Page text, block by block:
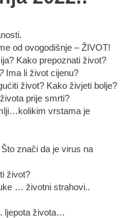
od ovogodišnje – ŽIVOT!
Kako prepoznati život?
Ima li život cijenu?
život? Kako živjeti bolje?
prije smrti?
vrstama je
znači da je virus na
život?
… životni strahovi..
ljepota života…